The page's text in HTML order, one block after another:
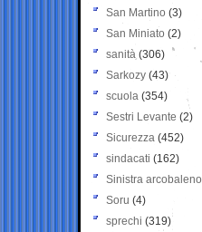
San Martino (3)
San Miniato (2)
sanità (306)
Sarkozy (43)
scuola (354)
Sestri Levante (2)
Sicurezza (452)
sindacati (162)
Sinistra arcobaleno
Soru (4)
sprechi (319)